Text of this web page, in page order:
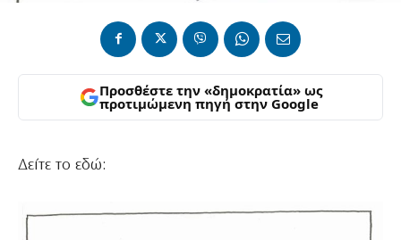
Προσθέστε την «δημοκρατία» ως
προτιμώμενη πηγή στην Google
Δείτε το εδώ: